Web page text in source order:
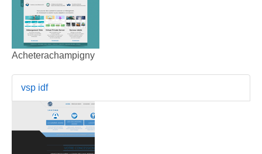
Acheterachampigny
vsp idf